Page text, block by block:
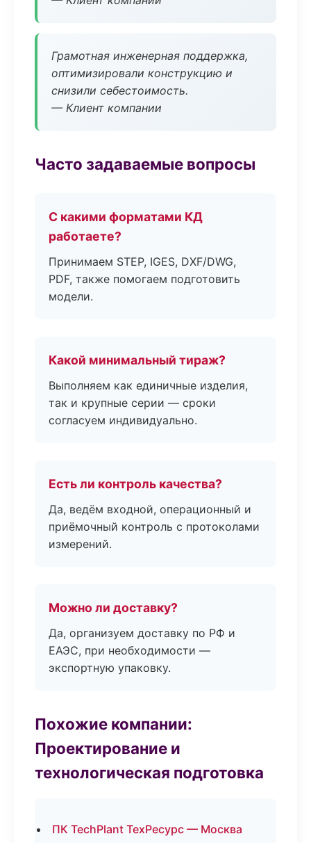
Грамотная инженерная поддержка,
оптимизировали конструкцию и
снизили себестоимость.
— Клиент компании
Часто задаваемые вопросы
С какими форматами КД
работаете?
Принимаем STEP, IGES, DXF/DWG,
PDF, также помогаем подготовить
модели.
Какой минимальный тираж?
Выполняем как единичные изделия,
так и крупные серии — сроки
согласуем индивидуально.
Есть ли контроль качества?
Да, ведём входной, операционный и
приёмочный контроль с протоколами
измерений.
Можно ли доставку?
Да, организуем доставку по РФ и
ЕАЭС, при необходимости —
экспортную упаковку.
Похожие компании:
Проектирование и
технологическая подготовка
ПК TechPlant ТехРесурс — Москва